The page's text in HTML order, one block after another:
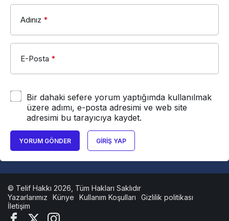
Adınız *
E-Posta *
Bir dahaki sefere yorum yaptığımda kullanılmak
üzere adımı, e-posta adresimi ve web site
adresimi bu tarayıcıya kaydet.
YORUM GÖNDER GIRIŞ YAP
© Telif Hakkı 2026, Tüm Hakları Saklıdır
Yazarlarımız
Künye Kullanım Koşulları
Gizlilik politikası
İletişim